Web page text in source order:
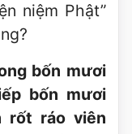
niệm Phật”
bốn mươi
bốn mươi
rốt ráo viên